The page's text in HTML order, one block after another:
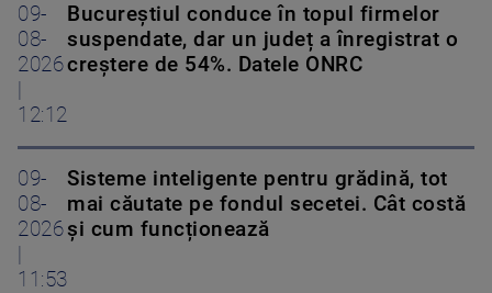
09-
08-
2026
|
12:12
Bucureștiul conduce în topul firmelor
suspendate, dar un județ a înregistrat o
creștere de 54%. Datele ONRC
09-
08-
2026
|
11:53
Sisteme inteligente pentru grădină, tot
mai căutate pe fondul secetei. Cât costă
și cum funcționează